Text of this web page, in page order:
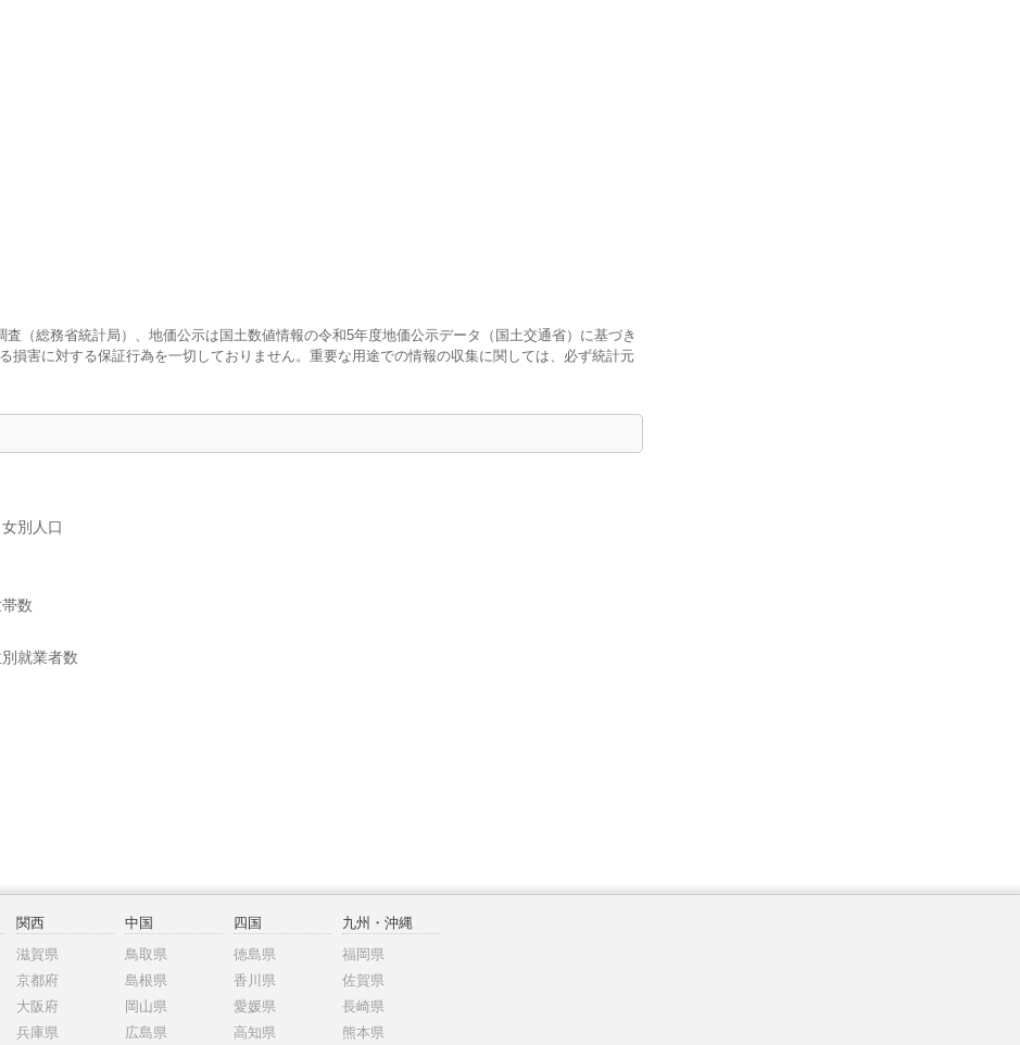
（総務省統計局）、地価公示は国土数値情報の令和5年度地価公示データ（国土交通省）に基づき
損害に対する保証行為を一切しておりません。重要な用途での情報の収集に関しては、必ず統計元
別人口
数
就業者数
関西
滋賀県
京都府
大阪府
兵庫県
中国
鳥取県
島根県
岡山県
広島県
四国
徳島県
香川県
愛媛県
高知県
九州・沖縄
福岡県
佐賀県
長崎県
熊本県